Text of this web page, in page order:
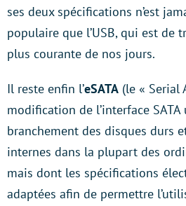
ses deux spécifications n’est
populaire que l’USB, qui est de
plus courante de nos jours.
Il reste enfin l’eSATA (le « Serial
modification de l’interface
branchement des disques durs
internes dans la plupart des
mais dont les spécifications
adaptées afin de permettre